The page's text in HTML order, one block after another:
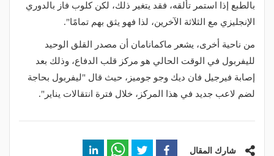
بالطبع إذا استمر تألقه، فقد يتغير ذلك، لكن كلوب فاز بالدوري
الإنجليزي مع الثلاثة الآخرين، لذا فهو يثق بهم تمامًا".
من ناحية أخرى، يشعر ماكمانامان أن مصدر القلق الوحيد
لليفربول في الوقت الحالي هو مركز قلب الدفاع، وذلك بعد
إصابة فيرجيل فان ديك وجو جوميز، حيث قال "ليفربول بحاجة
لضم لاعب جديد في هذا المركز، خلال فترة انتقالات يناير".
شارك المقال